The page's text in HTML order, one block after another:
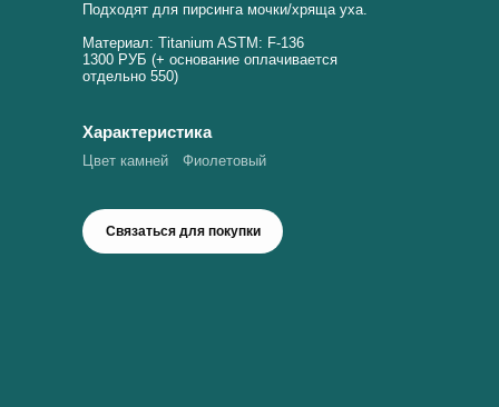
Связаться для покупки
Характеристика
Подходят для пирсинга мочки/хряща уха.
Материал: Titanium ASTM: F-136
1300 РУБ (+ основание оплачивается
отдельно 550)
Фиолетовый
Цвет камней